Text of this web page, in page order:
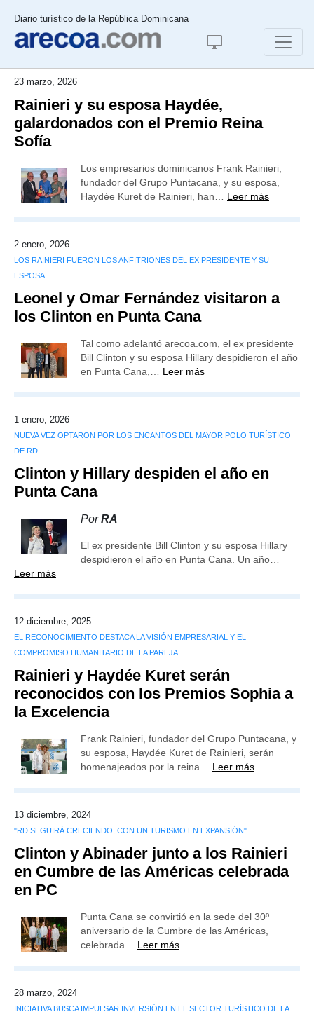
Diario turístico de la República Dominicana
23 marzo, 2026
Rainieri y su esposa Haydée,
galardonados con el Premio Reina
Sofía
Los empresarios dominicanos Frank Rainieri,
fundador del Grupo Puntacana, y su esposa,
Haydée Kuret de Rainieri, han… Leer más
2 enero, 2026
LOS RAINIERI FUERON LOS ANFITRIONES DEL EX PRESIDENTE Y SU
ESPOSA
Leonel y Omar Fernández visitaron a
los Clinton en Punta Cana
Tal como adelantó arecoa.com, el ex presidente
Bill Clinton y su esposa Hillary despidieron el año
en Punta Cana,… Leer más
1 enero, 2026
NUEVA VEZ OPTARON POR LOS ENCANTOS DEL MAYOR POLO TURÍSTICO
DE RD
Clinton y Hillary despiden el año en
Punta Cana
PorRA
El ex presidente Bill Clinton y su esposa Hillary
despidieron el año en Punta Cana. Un año…
Leer más
12 diciembre, 2025
EL RECONOCIMIENTO DESTACA LA VISIÓN EMPRESARIAL Y EL
COMPROMISO HUMANITARIO DE LA PAREJA
Rainieri y Haydée Kuret serán
reconocidos con los Premios Sophia a
la Excelencia
Frank Rainieri, fundador del Grupo Puntacana, y
su esposa, Haydée Kuret de Rainieri, serán
homenajeados por la reina… Leer más
13 diciembre, 2024
"RD SEGUIRÁ CRECIENDO, CON UN TURISMO EN EXPANSIÓN"
Clinton y Abinader junto a los Rainieri
en Cumbre de las Américas celebrada
en PC
Punta Cana se convirtió en la sede del 30º
aniversario de la Cumbre de las Américas,
celebrada… Leer más
28 marzo, 2024
INICIATIVA BUSCA IMPULSAR INVERSIÓN EN EL SECTOR TURÍSTICO DE LA